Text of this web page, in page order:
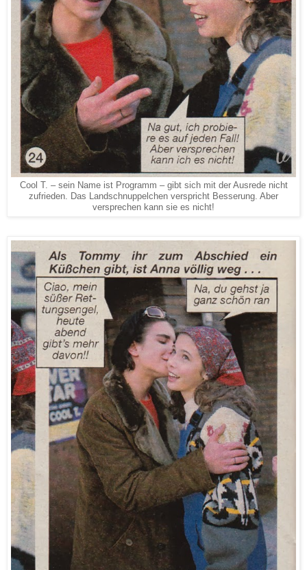
Cool T. – sein Name ist Programm – gibt sich mit der Ausrede nicht
zufrieden. Das Landschnuppelchen verspricht Besserung. Aber
versprechen kann sie es nicht!